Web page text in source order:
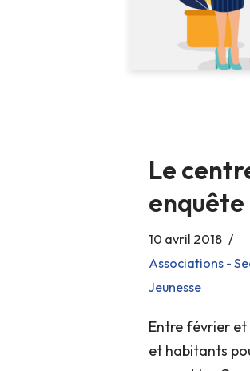
Le
enquête
10 avril 2018
Associations -
Jeunesse
Entre février et
et habitants